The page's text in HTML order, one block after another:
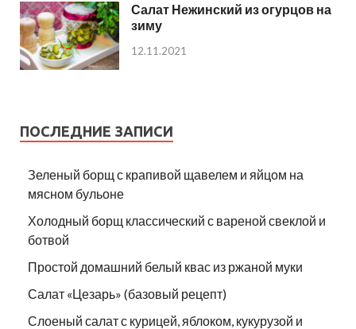
Салат Нежинский из огурцов на
зиму
12.11.2021
ПОСЛЕДНИЕ ЗАПИСИ
Зеленый борщ с крапивой щавелем и яйцом на
мясном бульоне
Холодный борщ классический с вареной свеклой и
ботвой
Простой домашний белый квас из ржаной муки
Салат «Цезарь» (базовый рецепт)
Слоеный салат с курицей, яблоком, кукурузой и